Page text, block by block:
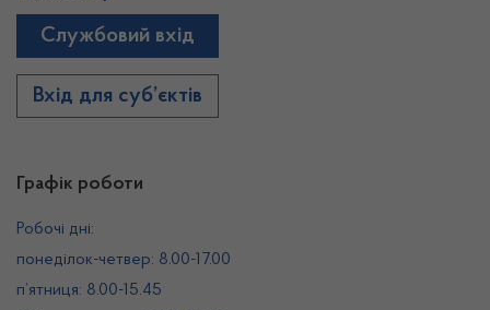
Графік роботи
Робочі дні:
понеділок-четвер: 8.00-17.00
п’ятниця: 8.00-15.45
Службовий вхід
Вхід для суб’єктів